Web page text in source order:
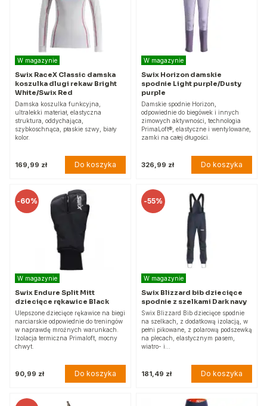
W magazynie
Swix RaceX Classic damska
koszulka dlugi rekaw Bright
White/Swix Red
Damska koszulka funkcyjna,
ultralekki materiał, elastyczna
struktura, oddychająca,
szybkoschnąca, płaskie szwy, biały
kolor.
169,99 zł Do koszyka
W magazynie
Swix Horizon damskie
spodnie Light purple/Dusty
purple
Damskie spodnie Horizon,
odpowiednie do biegówek i innych
zimowych aktywności, technologia
PrimaLoft®, elastyczne i wentylowane,
zamki na całej długości.
326,99 zł Do koszyka
-60%
W magazynie
Swix Endure Split Mitt
dziecięce rękawice Black
Ulepszone dziecięce rękawice na biegi
narciarskie odpowiednie do treningów
w naprawdę mroźnych warunkach.
Izolacja termiczna Primaloft, mocny
chwyt.
90,99 zł Do koszyka
-55%
W magazynie
Swix Blizzard bib dziecięce
spodnie z szelkami Dark navy
Swix Blizzard Bib dziecięce spodnie
na szelkach, z dodatkową izolacją, w
pełni pikowane, z polarową podszewką
na plecach, elastycznym pasem,
wiatro- i…
181,49 zł Do koszyka